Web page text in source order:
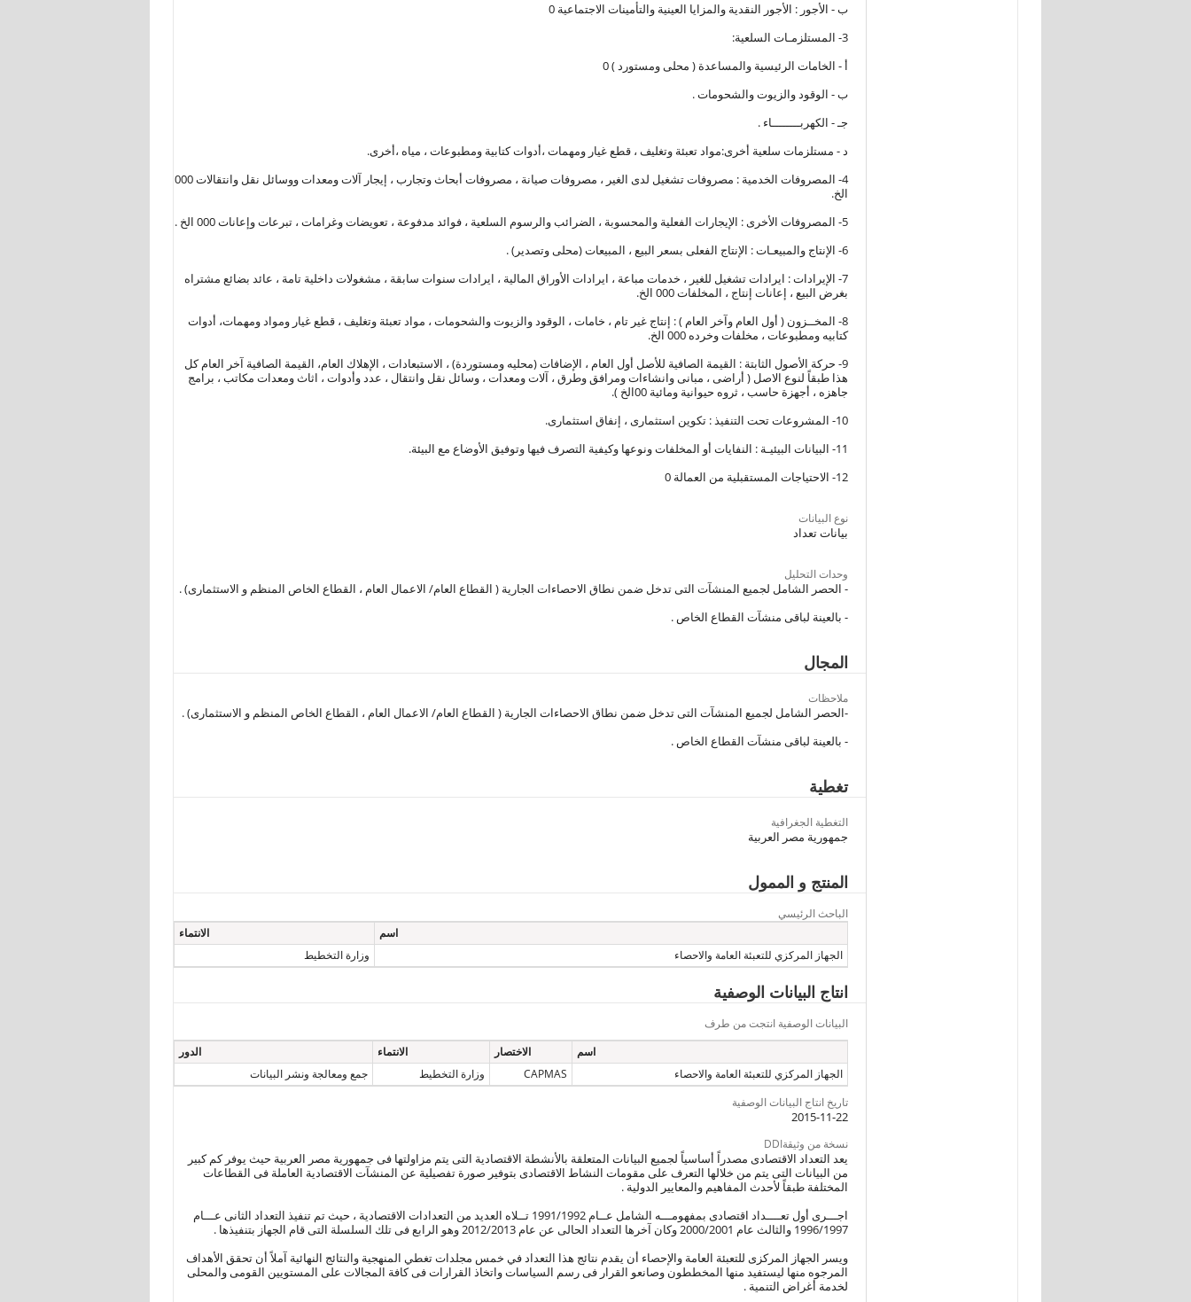
ب - الأجور : الأجور النقدية والمزايا العينية والتأمينات الاجتماعية 0
3- المستلزمـات السلعية:
أ - الخامات الرئيسية والمساعدة ( محلى ومستورد ) 0
ب - الوقود والزيوت والشحومات .
جـ - الكهربــــــــاء .
د - مستلزمات سلعية أخرى:مواد تعبئة وتغليف ، قطع غيار ومهمات ،أدوات كتابية ومطبوعات ، مياه ،أخرى.
4- المصروفات الخدمية : مصروفات تشغيل لدى الغير ، مصروفات صيانة ، مصروفات أبحاث وتجارب ، إيجار آلات ومعدات ووسائل نقل وانتقالات 000
الخ.
5- المصروفات الأخرى : الإيجارات الفعلية والمحسوبة ، الضرائب والرسوم السلعية ، فوائد مدفوعة ، تعويضات وغرامات ، تبرعات وإعانات 000 الخ .
6- الإنتاج والمبيعـات : الإنتاج الفعلى بسعر البيع ، المبيعات (محلى وتصدير) .
7- الإيرادات : ايرادات تشغيل للغير ، خدمات مباعة ، ايرادات الأوراق المالية ، ايرادات سنوات سابقة ، مشغولات داخلية تامة ، عائد بضائع مشتراه
بغرض البيع ، إعانات إنتاج ، المخلفات 000 الخ.
8- المخــزون ( أول العام وآخر العام ) : إنتاج غير تام ، خامات ، الوقود والزيوت والشحومات ، مواد تعبئة وتغليف ، قطع غيار ومواد ومهمات، أدوات
كتابيه ومطبوعات ، مخلفات وخرده 000 الخ.
9- حركة الأصول الثابتة : القيمة الصافية للأصل أول العام ، الإضافات (محليه ومستوردة) ، الاستبعادات ، الإهلاك العام، القيمة الصافية آخر العام كل
هذا طبقاً لنوع الاصل ( أراضى ، مبانى وانشاءات ومرافق وطرق ، آلات ومعدات ، وسائل نقل وانتقال ، عدد وأدوات ، اثاث ومعدات مكاتب ، برامج
جاهزه ، أجهزة حاسب ، ثروه حيوانية ومائية 00الخ ).
10- المشروعات تحت التنفيذ : تكوين استثمارى ، إنفاق استثمارى.
11- البيانات البيئيـة : النفايات أو المخلفات ونوعها وكيفية التصرف فيها وتوفيق الأوضاع مع البيئة.
12- الاحتياجات المستقبلية من العمالة 0
نوع البيانات
بيانات تعداد
وحدات التحليل
- الحصر الشامل لجميع المنشآت التى تدخل ضمن نطاق الاحصاءات الجارية ( القطاع العام/ الاعمال العام ، القطاع الخاص المنظم و الاستثمارى) .
‌- بالعينة لباقى منشآت القطاع الخاص .
المجال
ملاحظات
-الحصر الشامل لجميع المنشآت التى تدخل ضمن نطاق الاحصاءات الجارية ( القطاع العام/ الاعمال العام ، القطاع الخاص المنظم و الاستثمارى) .
- بالعينة لباقى منشآت القطاع الخاص .
تغطية
التغطية الجغرافية
جمهورية مصر العربية
المنتج و الممول
الباحث الرئيسي
اسم
الانتماء
الجهاز المركزي للتعبئة العامة والاحصاء
وزارة التخطيط
انتاج البيانات الوصفية
البيانات الوصفية انتجت من طرف
اسم
الاختصار الانتماء
الدور
الجهاز المركزي للتعبئة العامة والاحصاء
CAPMAS وزارة التخطيط
جمع ومعالجة ونشر البيانات
تاريخ انتاج البيانات الوصفية
2015-11-22
نسخة من وثيقةDDI
يعد التعداد الاقتصادى مصدراً أساسياً لجميع البيانات المتعلقة بالأنشطة الاقتصادية التى يتم مزاولتها فى جمهورية مصر العربية حيث يوفر كم كبير
من البيانات التى يتم من خلالها التعرف على مقومات النشاط الاقتصادى بتوفير صورة تفصيلية عن المنشآت الاقتصادية العاملة فى القطاعات
المختلفة طبقاً لأحدث المفاهيم والمعايير الدولية .
اجـــرى أول تعــــداد اقتصادى بمفهومـــه الشامل عــام 1991/1992 تــلاه العديد من التعدادات الاقتصادية ، حيث تم تنفيذ التعداد الثانى عـــام
1996/1997 والثالث عام 2000/2001 وكان آخرها التعداد الحالى عن عام 2012/2013 وهو الرابع فى تلك السلسلة التى قام الجهاز بتنفيذها .
ويسر الجهاز المركزى للتعبئة العامة والإحصاء أن يقدم نتائج هذا التعداد في خمس مجلدات تغطي المنهجية والنتائج النهائية آملاً أن تحقق الأهداف
المرجوه منها ليستفيد منها المخططون وصانعو القرار فى رسم السياسات واتخاذ القرارات فى كافة المجالات على المستويين القومى والمحلى
لخدمة أغراض التنمية .